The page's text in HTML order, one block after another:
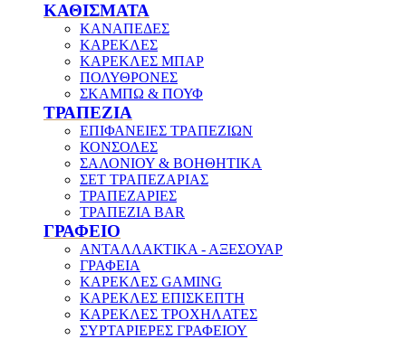
ΚΑΘΙΣΜΑΤΑ
ΚΑΝΑΠΕΔΕΣ
ΚΑΡΕΚΛΕΣ
ΚΑΡΕΚΛΕΣ ΜΠΑΡ
ΠΟΛΥΘΡΟΝΕΣ
ΣΚΑΜΠΩ & ΠΟΥΦ
ΤΡΑΠΕΖΙΑ
ΕΠΙΦΑΝΕΙΕΣ ΤΡΑΠΕΖΙΩΝ
ΚΟΝΣΟΛΕΣ
ΣΑΛΟΝΙΟΥ & ΒΟΗΘΗΤΙΚΑ
ΣΕΤ ΤΡΑΠΕΖΑΡΙΑΣ
ΤΡΑΠΕΖΑΡΙΕΣ
ΤΡΑΠΕΖΙΑ BAR
ΓΡΑΦΕΙΟ
ΑΝΤΑΛΛΑΚΤΙΚΑ - ΑΞΕΣΟΥΑΡ
ΓΡΑΦΕΙΑ
ΚΑΡΕΚΛΕΣ GAMING
ΚΑΡΕΚΛΕΣ ΕΠΙΣΚΕΠΤΗ
ΚΑΡΕΚΛΕΣ ΤΡΟΧΗΛΑΤΕΣ
ΣΥΡΤΑΡΙΕΡΕΣ ΓΡΑΦΕΙΟΥ